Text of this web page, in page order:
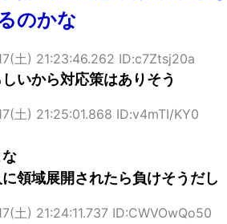
のかな
土) 21:23:46.262 ID:c7Ztsj20a
いから対応策はありそう
土) 21:25:01.868 ID:v4mTI/KY0
領域展開されたら負けそうだし
土) 21:24:11.737 ID:CWVOwQo50